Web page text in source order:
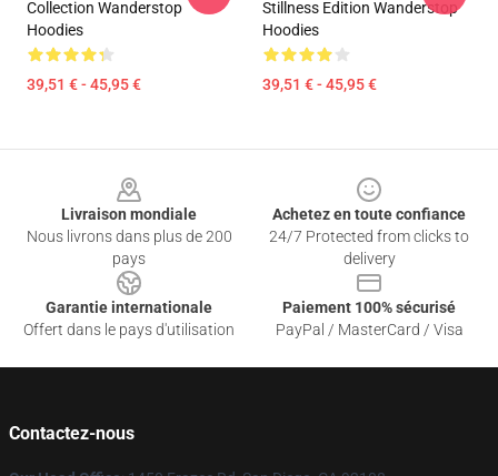
Collection Wanderstop
Hoodies
39,51 € - 45,95 €
Stillness Edition Wanderstop
Hoodies
39,51 € - 45,95 €
Livraison mondiale
Nous livrons dans plus de 200
pays
Achetez en toute confiance
24/7 Protected from clicks to
delivery
Garantie internationale
Offert dans le pays d'utilisation
Paiement 100% sécurisé
PayPal / MasterCard / Visa
Contactez-nous